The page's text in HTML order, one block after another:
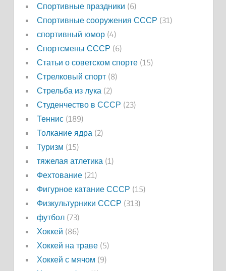
Спортивные праздники (6)
Спортивные сооружения СССР (31)
спортивный юмор(4)
Спортсмены СССР (6)
Статьи о советском спорте(15)
Стрелковый спорт(8)
Стрельба из лука (2)
Студенчество в СССР (23)
Теннис(189)
Толкание ядра (2)
Туризм (15)
тяжелая атлетика (1)
Фехтование(21)
Фигурное катание СССР (15)
Физкультурники СССР (313)
футбол(73)
Хоккей (86)
Хоккей на траве(5)
Хоккей с мячом (9)